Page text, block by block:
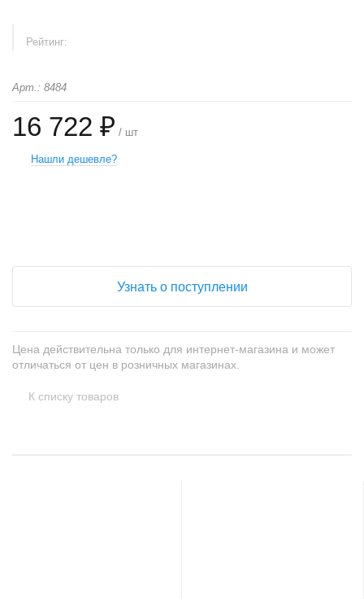
Рейтинг:
Арт.: 8484
16 722 ₽ / шт
Нашли дешевле?
Узнать о поступлении
Цена действительна только для интернет-магазина и может
отличаться от цен в розничных магазинах.
К списку товаров